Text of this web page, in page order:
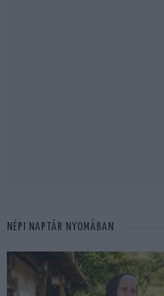
NÉPI NAPTÁR NYOMÁBAN